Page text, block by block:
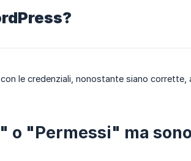
le credenziali, nonostante siano corrette,
o "Permessi" ma sono